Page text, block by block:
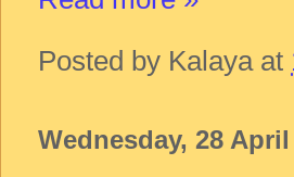
Posted by Kalaya at
Wednesday, 28 April